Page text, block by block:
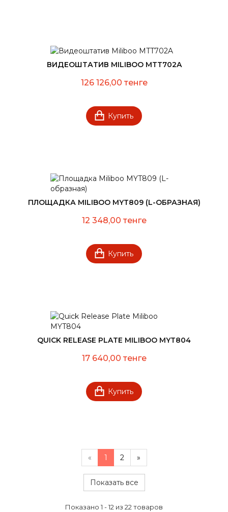
ВИДЕОШТАТИВ MILIBOO MTT702A
126 126,00 тенге
Купить
ПЛОЩАДКА MILIBOO MYT809 (L-ОБРАЗНАЯ)
12 348,00 тенге
Купить
QUICK RELEASE PLATE MILIBOO MYT804
17 640,00 тенге
Купить
« 1 2 »
Показать все
Показано 1 - 12 из 22 товаров